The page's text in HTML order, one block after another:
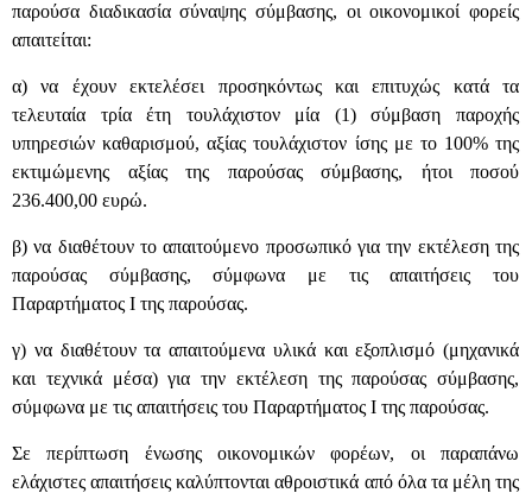
παρούσα διαδικασία σύναψης σύμβασης, οι οικονομικοί φορείς
απαιτείται:
α) να έχουν εκτελέσει προσηκόντως και επιτυχώς κατά τα
τελευταία τρία έτη τουλάχιστον μία (1) σύμβαση παροχής
υπηρεσιών καθαρισμού, αξίας τουλάχιστον ίσης με το 100% της
εκτιμώμενης αξίας της παρούσας σύμβασης, ήτοι ποσού
236.400,00 ευρώ.
β) να διαθέτουν το απαιτούμενο προσωπικό για την εκτέλεση της
παρούσας σύμβασης, σύμφωνα με τις απαιτήσεις του
Παραρτήματος Ι της παρούσας.
γ) να διαθέτουν τα απαιτούμενα υλικά και εξοπλισμό (μηχανικά
και τεχνικά μέσα) για την εκτέλεση της παρούσας σύμβασης,
σύμφωνα με τις απαιτήσεις του Παραρτήματος Ι της παρούσας.
Σε περίπτωση ένωσης οικονομικών φορέων, οι παραπάνω
ελάχιστες απαιτήσεις καλύπτονται αθροιστικά από όλα τα μέλη της